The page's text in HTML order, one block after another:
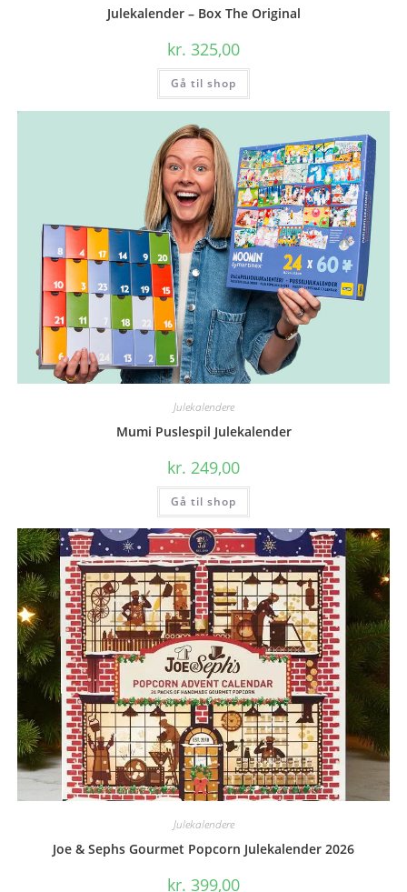
Julekalender – Box The Original
kr. 325,00
Gå til shop
Julekalendere
Mumi Puslespil Julekalender
kr. 249,00
Gå til shop
Julekalendere
Joe & Sephs Gourmet Popcorn Julekalender 2026
kr. 399,00